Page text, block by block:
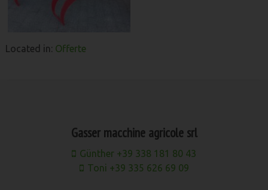
Located in: Offerte
Gasser macchine agricole srl
Günther +39 338 181 80 43
Toni +39 335 626 69 09